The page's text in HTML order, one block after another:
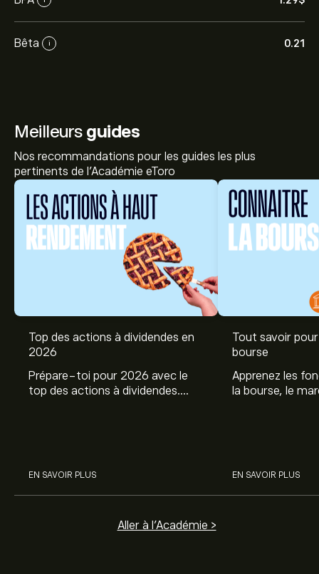
Bêta i 0.21
Meilleurs guides
Nos recommandations pour les guides les plus
pertinents de l'Académie eToro
Top des actions à dividendes en
2026
Prépare-toi pour 2026 avec le
top des actions à dividendes.
EN SAVOIR PLUS
Tout savoir
bourse
Apprenez les
la bourse, le
EN SAVOIR PLUS
Aller à l'Académie >